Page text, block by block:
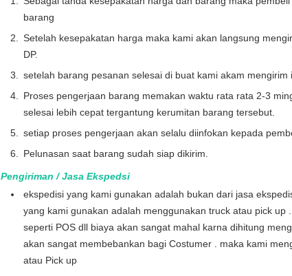
barang
Setelah kesepakatan harga maka kami akan langsung
DP.
setelah barang pesanan selesai di buat kami akam
Proses pengerjaan barang memakan waktu rata rata 2-3
selesai lebih cepat tergantung kerumitan barang tersebut.
setiap proses pengerjaan akan selalu diinfokan kepada
Pelunasan saat barang sudah siap dikirim.
Pengiriman / Jasa Ekspedsi
ekspedisi yang kami gunakan adalah bukan dari jasa
yang kami gunakan adalah menggunakan truck atau pick up
seperti POS dll biaya akan sangat mahal karna dihitung
akan sangat membebankan bagi Costumer . maka kami
atau Pick up